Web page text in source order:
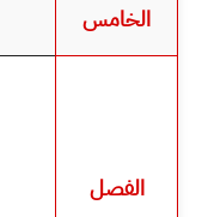
الخامس
الفصل